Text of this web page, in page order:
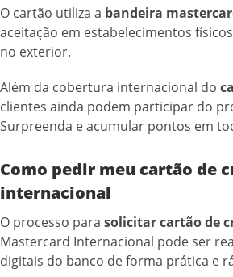
O cartão utiliza a bandeira
aceitação em estabelecimentos
no exterior.
Além da cobertura internacional do
clientes ainda podem participar do
Surpreenda e acumular pontos em
Como pedir meu cartão de
internacional
O processo para solicitar cartão de
Mastercard Internacional pode ser
digitais do banco de forma prática e